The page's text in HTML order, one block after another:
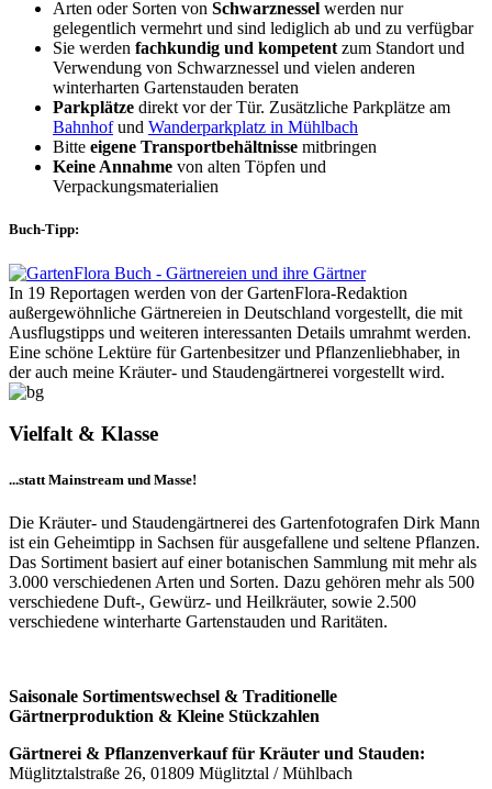
Arten oder Sorten von Schwarznessel werden nur
gelegentlich vermehrt und sind lediglich ab und zu verfügbar
Sie werden fachkundig und kompetent zum Standort und
Verwendung von Schwarznessel und vielen anderen
winterharten Gartenstauden beraten
Parkplätze direkt vor der Tür. Zusätzliche Parkplätze am
Bahnhofund Wanderparkplatz in Mühlbach
Bitte eigene Transportbehältnisse mitbringen
Keine Annahme von alten Töpfen und
Verpackungsmaterialien
Buch-Tipp:
In 19 Reportagen werden von der GartenFlora-Redaktion
außergewöhnliche Gärtnereien in Deutschland vorgestellt, die mit
Ausflugstipps und weiteren interessanten Details umrahmt werden.
Eine schöne Lektüre für Gartenbesitzer und Pflanzenliebhaber, in
der auch meine Kräuter- und Staudengärtnerei vorgestellt wird.
Vielfalt & Klasse
...statt Mainstream und Masse!
Die Kräuter- und Staudengärtnerei des Gartenfotografen Dirk Mann
ist ein Geheimtipp in Sachsen für ausgefallene und seltene Pflanzen.
Das Sortiment basiert auf einer botanischen Sammlung mit mehr als
3.000 verschiedenen Arten und Sorten. Dazu gehören mehr als 500
verschiedene Duft-, Gewürz- und Heilkräuter, sowie 2.500
verschiedene winterharte Gartenstauden und Raritäten.
Saisonale Sortimentswechsel & Traditionelle
Gärtnerproduktion & Kleine Stückzahlen
Gärtnerei & Pflanzenverkauf für Kräuter und Stauden:
Müglitztalstraße 26, 01809 Müglitztal / Mühlbach